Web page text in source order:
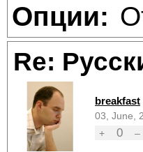
Опции:
Re:
breakfast
03, June,
+
0 –